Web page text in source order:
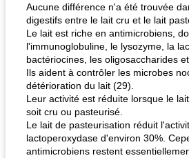
Aucune différence n'a été trouvée
digestifs entre le lait cru et le lait
Le lait est riche en antimicrobiens,
l'immunoglobuline, le lysozyme, la
bactériocines, les oligosaccharides
Ils aident à contrôler les microbes
détérioration du lait (29).
Leur activité est réduite lorsque le
soit cru ou pasteurisé.
Le lait de pasteurisation réduit
lactoperoxydase d'environ 30%.
antimicrobiens restent